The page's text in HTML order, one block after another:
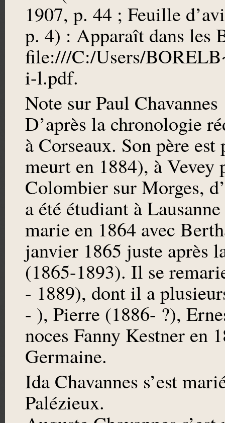
1907, p. 44 ; Feuille
p. 4) : Apparaît dans les
file:///C:/Users/
i-l.pdf.
Note sur Paul Chavannes
D’après la chronologie
à Corseaux. Son père
meurt en 1884), à
Colombier sur Morges,
a été étudiant à
marie en 1864 avec
janvier 1865 juste après
(1865-1893). Il se
- 1889), dont il a
- ), Pierre (1886- ?),
noces Fanny Kestner en
Germaine.
Ida Chavannes s’est
Palézieux.